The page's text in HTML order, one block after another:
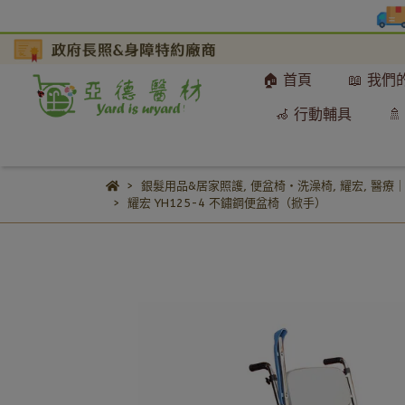
🏠 首頁
📖 我們
🦽 行動輔具
銀髮用品&居家照護, 便盆椅・洗澡椅, 耀宏 醫療
耀宏 YH125-4 不鏽鋼便盆椅（掀手）